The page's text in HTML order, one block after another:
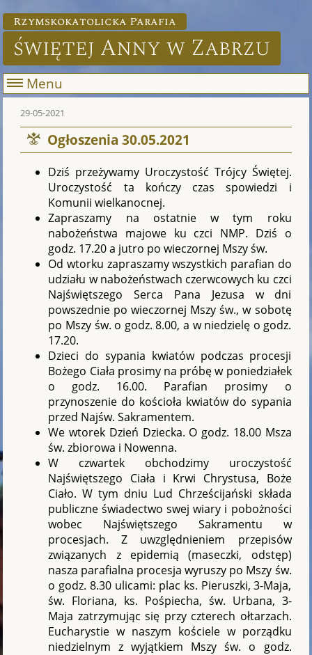
Rzymskokatolicka Parafia
świętej Anny w Zabrzu
Menu
29-05-2021
Ogłoszenia 30.05.2021
Dziś przeżywamy Uroczystość Trójcy Świętej.
Uroczystość ta kończy czas spowiedzi i
Komunii wielkanocnej.
Zapraszamy na ostatnie w tym roku
nabożeństwa majowe ku czci NMP. Dziś o
godz. 17.20 a jutro po wieczornej Mszy św.
Od wtorku zapraszamy wszystkich parafian do
udziału w nabożeństwach czerwcowych ku czci
Najświętszego Serca Pana Jezusa w dni
powszednie po wieczornej Mszy św., w sobotę
po Mszy św. o godz. 8.00, a w niedzielę o godz.
17.20.
Dzieci do sypania kwiatów podczas procesji
Bożego Ciała prosimy na próbę w poniedziałek
o godz. 16.00. Parafian prosimy o
przynoszenie do kościoła kwiatów do sypania
przed Najśw. Sakramentem.
We wtorek Dzień Dziecka. O godz. 18.00 Msza
św. zbiorowa i Nowenna.
W czwartek obchodzimy uroczystość
Najświętszego Ciała i Krwi Chrystusa, Boże
Ciało. W tym dniu Lud Chrześcijański składa
publiczne świadectwo swej wiary i pobożności
wobec Najświętszego Sakramentu w
procesjach. Z uwzględnieniem przepisów
związanych z epidemią (maseczki, odstęp)
nasza parafialna procesja wyruszy po Mszy św.
o godz. 8.30 ulicami: plac ks. Pieruszki, 3-Maja,
św. Floriana, ks. Pośpiecha, św. Urbana, 3-
Maja zatrzymując się przy czterech ołtarzach.
Eucharystie w naszym kościele w porządku
niedzielnym z wyjątkiem Mszy św. o godz.